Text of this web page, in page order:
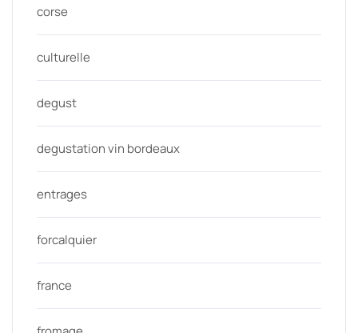
corse
culturelle
degust
degustation vin bordeaux
entrages
forcalquier
france